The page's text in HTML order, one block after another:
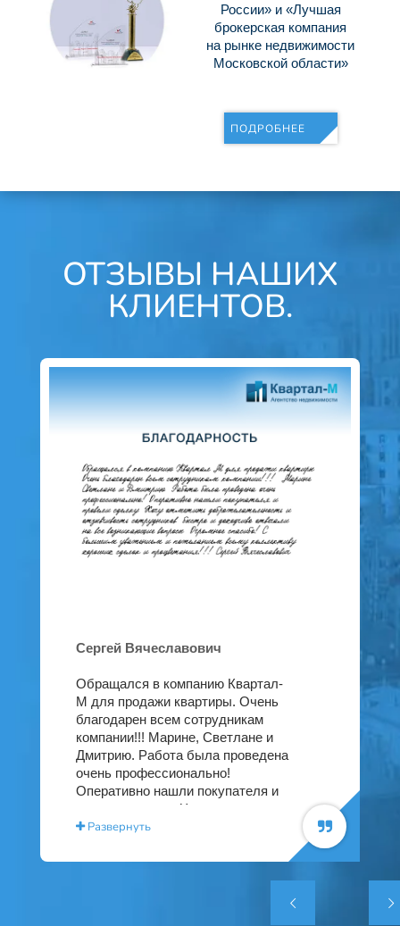
России» и «Лучшая
брокерская компания
на рынке недвижимости
Московской области»
ПОДРОБНЕЕ
ОТЗЫВЫ НАШИХ
КЛИЕНТОВ.
Сергей Вячеславович
Обращался в компанию Квартал-
М для продажи квартиры. Очень
благодарен всем сотрудникам
компании!!! Марине, Светлане и
Дмитрию. Работа была проведена
очень профессионально!
Оперативно нашли покупателя и
провели сделку. Хочу отметить
доброжелательность и
быстро и доходчиво отвечали на
Развернуть

